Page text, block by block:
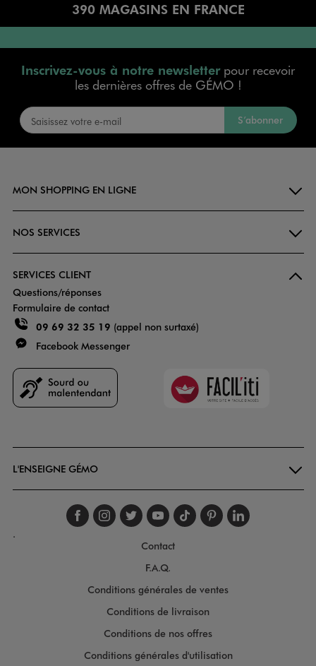
390 MAGASINS EN FRANCE
Inscrivez-vous à notre newsletterpour recevoir
les dernières offres de GÉMO !
S’abonner
MON SHOPPING EN LIGNE
NOS SERVICES
SERVICES CLIENT
Questions/réponses
Formulaire de contact
09 69 32 35 19 (appel non surtaxé)
Facebook Messenger
Faciliti
L'ENSEIGNE GÉMO
Suivez-nous sur
Suivez-nous sur
Suivez-nous sur
Suivez-nous
Suivez-nous
Suivez-
.
Contact
F.A.Q.
Conditions générales de ventes
Conditions de livraison
Conditions de nos offres
Conditions générales d'utilisation